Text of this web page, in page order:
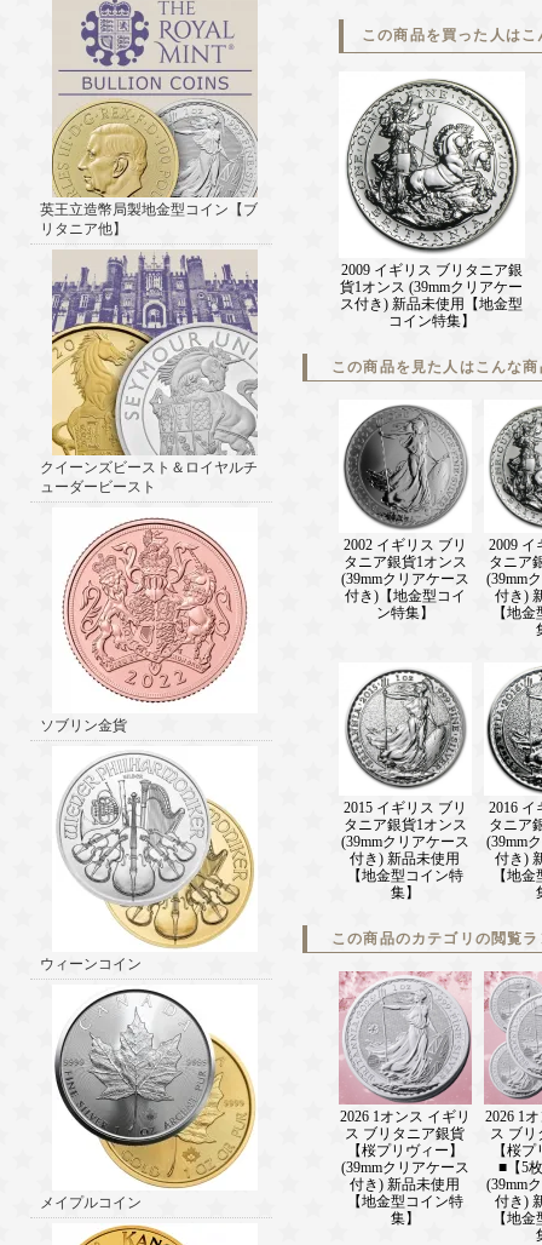
英王立造幣局製地金型コイン【ブ
リタニア他】
クイーンズビースト＆ロイヤルチ
ューダービースト
ソブリン金貨
ウィーンコイン
メイプルコイン
この商品を買った人は
2009 イギリス ブリタニア銀
貨1オンス (39mmクリアケー
ス付き) 新品未使用【地金型
コイン特集】
この商品を見た人はこんな
2002 イギリス ブリ
タニア銀貨1オンス
(39mmクリアケース
付き)【地金型コイ
ン特集】
2009 イ
タニア
(39mm
付き)
【地
2015 イギリス ブリ
タニア銀貨1オンス
(39mmクリアケース
付き) 新品未使用
【地金型コイン特
集】
2016 イ
タニア
(39mm
付き)
【地
この商品のカテゴリの閲覧
2026 1オンス イギリ
ス ブリタニア銀貨
【桜プリヴィー】
(39mmクリアケース
付き) 新品未使用
【地金型コイン特
集】
2026 1
ス ブリ
【桜
■【5
(39mm
付き)
【地